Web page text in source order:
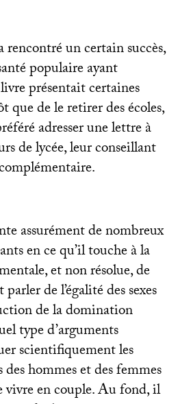
un certain succès,
populaire ayant
présentait certaines
que de le retirer des écoles,
adresser une lettre à
de lycée, leur conseillant
assurément de nombreux
en ce qu’il touche à la
et non résolue, de
de l’égalité des sexes
de la domination
type d’arguments
scientifiquement les
hommes et des femmes
en couple. Au fond, il